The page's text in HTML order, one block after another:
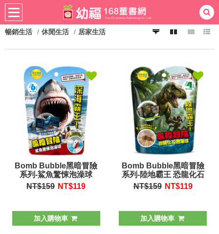
熱門：
3D立體書繪本讀本 最強王
暢銷生活 休閒生活 居家生活
Bomb Bubble黑暗冒險
系列-鯊魚驚悚泡澡球
NT$159 NT$119
加入購物車
Bomb Bubble黑暗冒險
系列-陸地霸王 恐龍化石
沐浴球
NT$159 NT$119
加入購物車